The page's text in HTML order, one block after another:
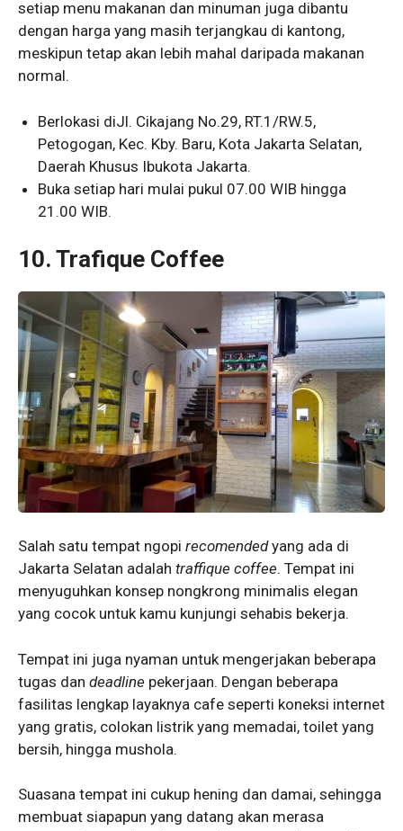
setiap menu makanan dan minuman juga dibantu
dengan harga yang masih terjangkau di kantong,
meskipun tetap akan lebih mahal daripada makanan
normal.
Berlokasi diJl. Cikajang No.29, RT.1/RW.5,
Petogogan, Kec. Kby. Baru, Kota Jakarta Selatan,
Daerah Khusus Ibukota Jakarta.
Buka setiap hari mulai pukul 07.00 WIB hingga
21.00 WIB.
10. Trafique Coffee
Salah satu tempat ngopi recomendedyang ada di
Jakarta Selatan adalah traffique coffee. Tempat ini
menyuguhkan konsep nongkrong minimalis elegan
yang cocok untuk kamu kunjungi sehabis bekerja.
Tempat ini juga nyaman untuk mengerjakan beberapa
tugas dan deadline pekerjaan. Dengan beberapa
fasilitas lengkap layaknya cafe seperti koneksi internet
yang gratis, colokan listrik yang memadai, toilet yang
bersih, hingga mushola.
Suasana tempat ini cukup hening dan damai, sehingga
membuat siapapun yang datang akan merasa